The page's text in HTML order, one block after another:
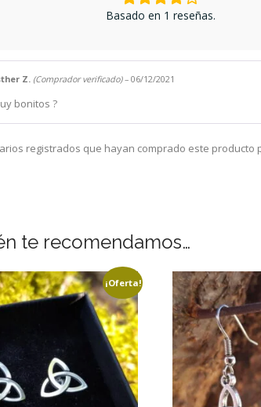
Basado en 1 reseñas.
Z. (Comprador verificado) – 06/12/2021
bonitos ?
registrados que hayan comprado este producto
te recomendamos…
¡Oferta!